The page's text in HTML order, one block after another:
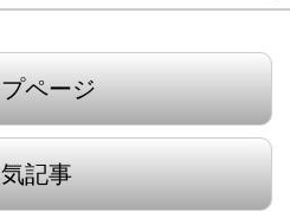
プページ
気記事